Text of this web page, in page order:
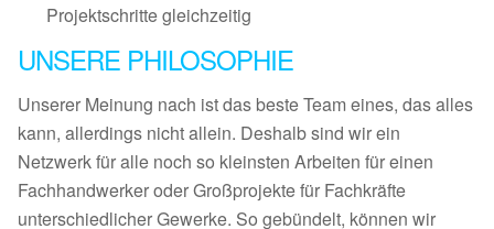
Projektschritte gleichzeitig
UNSERE PHILOSOPHIE
Unserer Meinung nach ist das beste Team eines, das alles
kann, allerdings nicht allein. Deshalb sind wir ein
Netzwerk für alle noch so kleinsten Arbeiten für einen
Fachhandwerker oder Großprojekte für Fachkräfte
unterschiedlicher Gewerke. So gebündelt, können wir